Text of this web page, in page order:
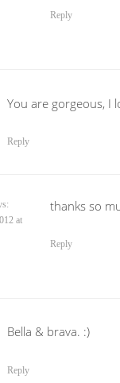
Reply
You are gorgeous, I
Reply
at
thanks so
Reply
Bella & brava. :)
Reply